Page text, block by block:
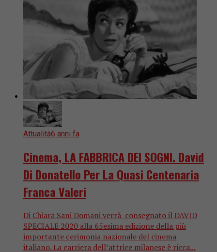
Attualità6 anni fa
Cinema, LA FABBRICA DEI SOGNI. David
Di Donatello Per La Quasi Centenaria
Franca Valeri
Di Chiara Sani Domani verrà consegnato il DAVID
SPECIALE 2020 alla 65esima edizione della più
importante cerimonia nazionale del cinema
italiano. La carriera dell’attrice milanese è ricca...